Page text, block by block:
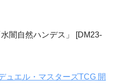
闇自然ハンデス」 [DM23-
ュエル・マスターズTCG 開